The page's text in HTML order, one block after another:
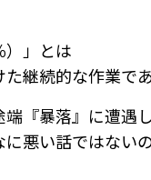
）」とは
継続的な作業であ
端『暴落』に遭遇
悪い話ではないの